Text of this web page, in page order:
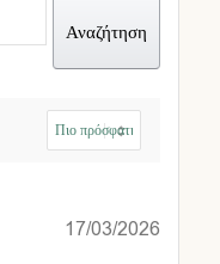
Αναζήτηση
17/03/2026